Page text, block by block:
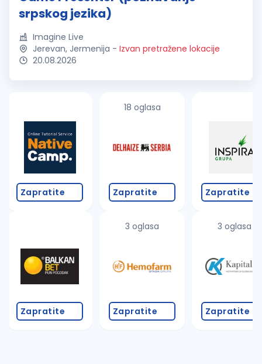
srpskog jezika)
Imagine Live
Jerevan, Jermenija - Izvan pretražene lokacije
20.08.2026
Zapratite
Zapratite
18 oglasa
Zapratite
3 oglasa
Zapratite
Zapratite
3 oglasa
Zapratite